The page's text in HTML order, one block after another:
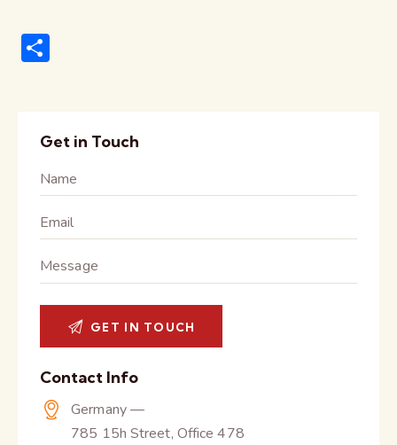
e
Get in Touch
Contact Info
Germany —
785 15h Street, Office 478